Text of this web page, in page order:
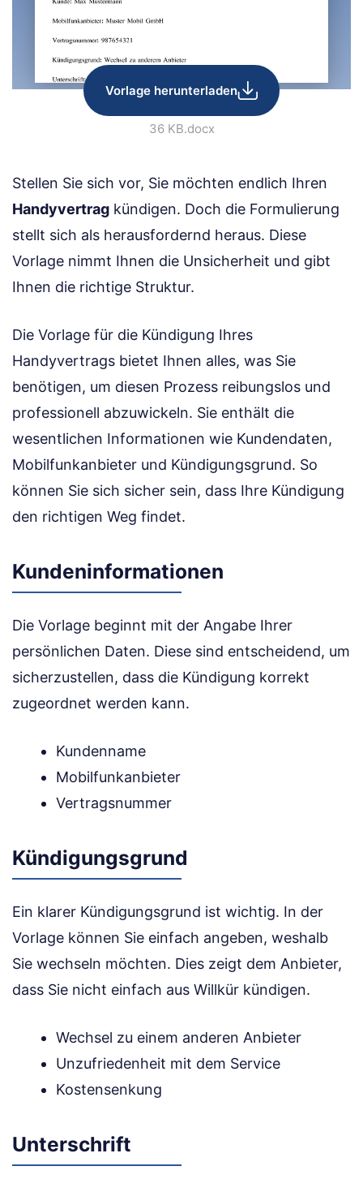
Vorlage herunterladen
36 KB.docx
Stellen Sie sich vor, Sie möchten endlich Ihren
Handyvertrag kündigen. Doch die Formulierung
stellt sich als herausfordernd heraus. Diese
Vorlage nimmt Ihnen die Unsicherheit und gibt
Ihnen die richtige Struktur.
Die Vorlage für die Kündigung Ihres
Handyvertrags bietet Ihnen alles, was Sie
benötigen, um diesen Prozess reibungslos und
professionell abzuwickeln. Sie enthält die
wesentlichen Informationen wie Kundendaten,
Mobilfunkanbieter und Kündigungsgrund. So
können Sie sich sicher sein, dass Ihre Kündigung
den richtigen Weg findet.
Kundeninformationen
Die Vorlage beginnt mit der Angabe Ihrer
persönlichen Daten. Diese sind entscheidend, um
sicherzustellen, dass die Kündigung korrekt
zugeordnet werden kann.
Kundenname
Mobilfunkanbieter
Vertragsnummer
Kündigungsgrund
Ein klarer Kündigungsgrund ist wichtig. In der
Vorlage können Sie einfach angeben, weshalb
Sie wechseln möchten. Dies zeigt dem Anbieter,
dass Sie nicht einfach aus Willkür kündigen.
Wechsel zu einem anderen Anbieter
Unzufriedenheit mit dem Service
Kostensenkung
Unterschrift